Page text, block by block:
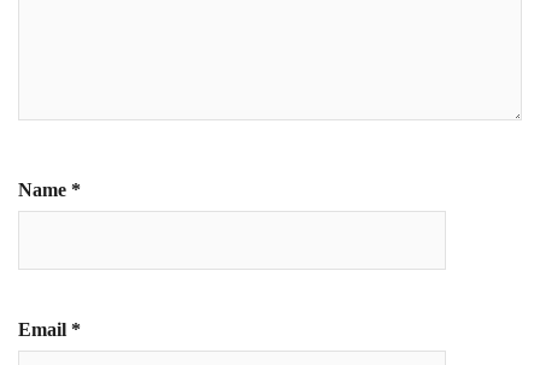
Name *
Email *